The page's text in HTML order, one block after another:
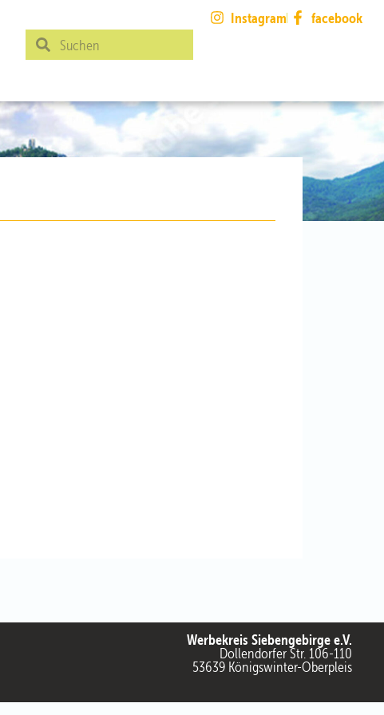
Instagram facebook
Werbekreis Siebengebirge e.V.
Dollendorfer Str. 106-110
53639 Königswinter-Oberpleis